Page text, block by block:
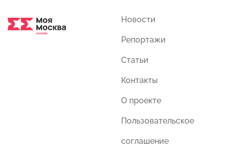
Новости
Репортажи
Статьи
Контакты
О проекте
Пользовательское
соглашение